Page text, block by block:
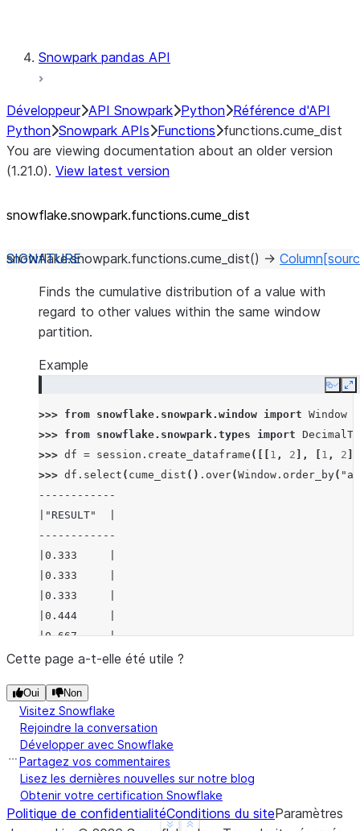
Snowpark pandas API
Développeur API Snowpark Python Référence d'API
Python Snowpark APIs Functions functions.cume_dist
You are viewing documentation about an older version
(1.21.0). View latest version
snowflake.snowpark.functions.cume_ dist
snowflake.snowpark.functions.cume_dist() → Column
Finds the cumulative distribution of a value with
regard to other values within the same window
partition.
Example
Copy
>>> from snowflake.snowpark.window import Window
>>> from snowflake.snowpark.types import
>>> df = session . create_dataframe ([[ 1 , 2 ], 1 , 2
>>> df . select ( cume_dist () . over(Window . order_by( "a"
------------
|"RESULT"  |
------------
|0.333     |
|0.333     |
|0.333     |
|0.444     |
|0.667     |
|0.667     |
|1.000     |
|1.000     |
------------
Cette page a-t-elle été utile ?
Oui Non
Visitez Snowflake
Rejoindre la conversation
Développer avec Snowflake
Partagez vos commentaires
Lisez les dernières nouvelles sur notre blog
Obtenir votre certification Snowflake
Politique de confidentialitéConditions du siteParamètres